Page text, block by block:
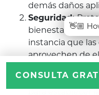
demás daños
Seguridad:
bienestar de los
instancia que
aprovechen de
comenzando
para establecer
CONSULTA
👋🏼